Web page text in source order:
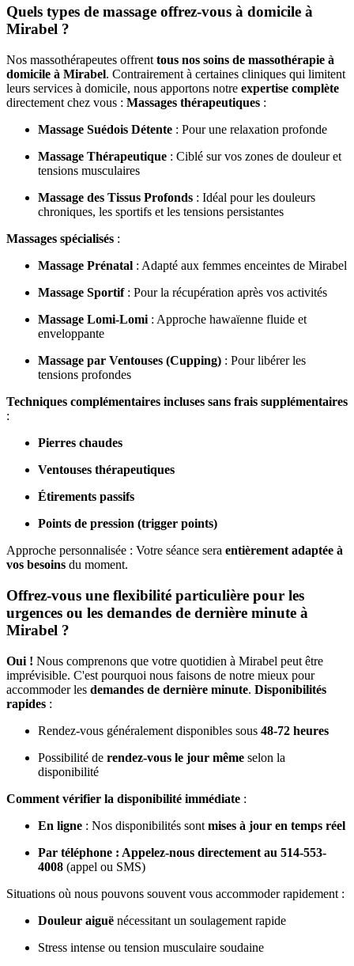
Quels types de massage offrez-vous à domicile à
Mirabel ?
Nos massothérapeutes offrent tous nos soins de massothérapie à
domicile à Mirabel. Contrairement à certaines cliniques qui limitent
leurs services à domicile, nous apportons notre expertise complète
directement chez vous : Massages thérapeutiques :
Massage Suédois Détente : Pour une relaxation profonde
Massage Thérapeutique : Ciblé sur vos zones de douleur et
tensions musculaires
Massage des Tissus Profonds : Idéal pour les douleurs
chroniques, les sportifs et les tensions persistantes
Massages spécialisés :
Massage Prénatal : Adapté aux femmes enceintes de Mirabel
Massage Sportif: Pour la récupération après vos activités
Massage Lomi-Lomi : Approche hawaïenne fluide et
enveloppante
Massage par Ventouses (Cupping) : Pour libérer les
tensions profondes
Techniques complémentaires incluses sans frais supplémentaires
:
Pierres chaudes
Ventouses thérapeutiques
Étirements passifs
Points de pression (trigger points)
Approche personnalisée : Votre séance sera entièrement adaptée à
vos besoins du moment.
Offrez-vous une flexibilité particulière pour les
urgences ou les demandes de dernière minute à
Mirabel ?
Oui ! Nous comprenons que votre quotidien à Mirabel peut être
imprévisible. C'est pourquoi nous faisons de notre mieux pour
accommoder les demandes de dernière minute. Disponibilités
rapides :
Rendez-vous généralement disponibles sous 48-72 heures
Possibilité de rendez-vous le jour même selon la
disponibilité
Comment vérifier la disponibilité immédiate :
En ligne : Nos disponibilités sont mises à jour en temps réel
Par téléphone : Appelez-nous directement au 514-553-
4008 (appel ou SMS)
Situations où nous pouvons souvent vous accommoder rapidement :
Douleur aiguë nécessitant un soulagement rapide
Stress intense ou tension musculaire soudaine